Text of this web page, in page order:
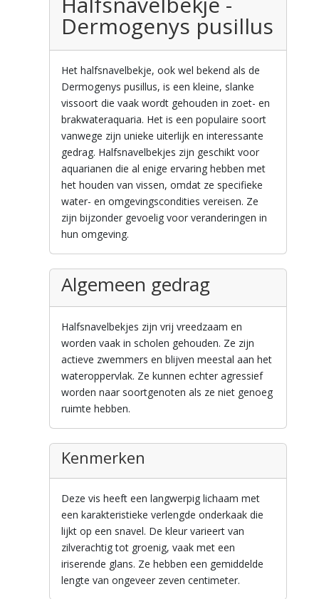
Dermogenys pusillus
Het halfsnavelbekje, ook wel bekend als de
Dermogenys pusillus, is een kleine, slanke
vissoort die vaak wordt gehouden in zoet- en
brakwateraquaria. Het is een populaire soort
vanwege zijn unieke uiterlijk en interessante
gedrag. Halfsnavelbekjes zijn geschikt voor
aquarianen die al enige ervaring hebben met
het houden van vissen, omdat ze specifieke
water- en omgevingscondities vereisen. Ze
zijn bijzonder gevoelig voor veranderingen in
hun omgeving.
Algemeen gedrag
Halfsnavelbekjes zijn vrij vreedzaam en
worden vaak in scholen gehouden. Ze zijn
actieve zwemmers en blijven meestal aan het
wateroppervlak. Ze kunnen echter agressief
worden naar soortgenoten als ze niet genoeg
ruimte hebben.
Kenmerken
Deze vis heeft een langwerpig lichaam met
een karakteristieke verlengde onderkaak die
lijkt op een snavel. De kleur varieert van
zilverachtig tot groenig, vaak met een
iriserende glans. Ze hebben een gemiddelde
lengte van ongeveer zeven centimeter.